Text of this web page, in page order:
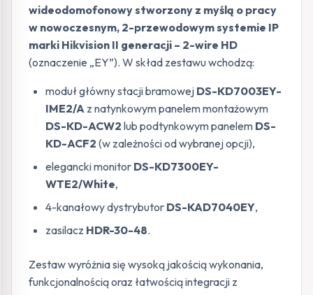
wideodomofonowy stworzony z myślą o pracy
w nowoczesnym, 2-przewodowym systemie IP
marki Hikvision II generacji – 2-wire HD
(oznaczenie „EY”). W skład zestawu wchodzą:
moduł główny stacji bramowej DS-KD7003EY-
IME2/A z natynkowym panelem montażowym
DS-KD-ACW2 lub podtynkowym panelem DS-
KD-ACF2 (w zależności od wybranej opcji),
elegancki monitor DS-KD7300EY-
WTE2/White,
4-kanałowy dystrybutor DS-KAD7040EY,
zasilacz HDR-30-48.
Zestaw wyróżnia się wysoką jakością wykonania,
funkcjonalnością oraz łatwością integracji z